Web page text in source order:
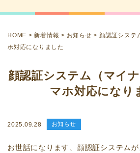
HOME >新着情報 > お知らせ > 顔認証システ
ホ対応になりました
顔認証システム（マイ
マホ対応になり
2025.09.28 お知らせ
お世話になります、顔認証システム